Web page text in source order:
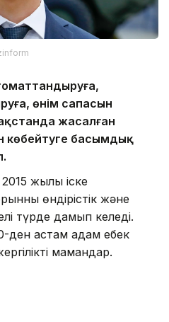
өнім сапасын
жасалған
көбейтуге басымдық
жылы іске
өндірістік және
түрде дамып келеді.
ден астам адам еңбек
мамандар.